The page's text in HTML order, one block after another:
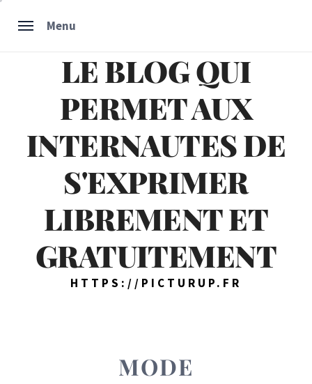
Menu
LE BLOG QUI
PERMET AUX
INTERNAUTES DE
S'EXPRIMER
LIBREMENT ET
GRATUITEMENT
HTTPS://PICTURUP.FR
MODE